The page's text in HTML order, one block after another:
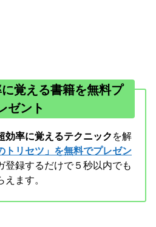
覚える書籍を無料プ
ゼント
効率に覚えるテクニック を解
トリセツ」を無料でプレゼン
登録するだけで５秒以内でも
えます。